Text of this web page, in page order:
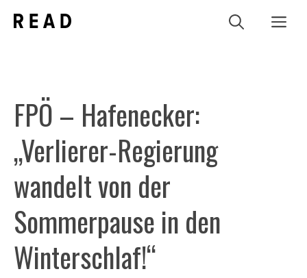
Inhalt
FPÖ – Hafenecker:
„Verlierer-Regierung
wandelt von der
Sommerpause in den
Winterschlaf!“